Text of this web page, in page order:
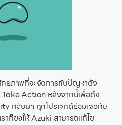
กยภาพที่จะจัดการกับปัญหาดัง
Action หลังจากนี้เพื่อดึง
กลับมา ทุกโปรเจกต์ย่อมเจอกับ
าก็ขอให้ Azuki สามารถแก้ไข